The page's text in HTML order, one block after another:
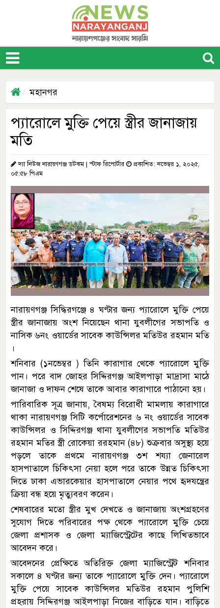
মহানগর
প্যারোলে মুক্তি পেয়ে স্ত্রীর জানাজায়
মতি
দ্যা নিউজ নারায়ণগঞ্জ ডটকম | স্টাফ রিপোর্টার
প্রকাশিত: নভেম্বর ১, ২০২৫,
০৫:৫৮ পিএম
নারায়ণগঞ্জ সিদ্ধিরগঞ্জে ৪ ঘণ্টার জন্য প্যারোলে মুক্তি পেয়ে
স্ত্রীর জানাজায় অংশ নিয়েছেন থানা যুবলীগের সভাপতি ও
নাসিক ৬নং ওয়ার্ডের সাবেক কাউন্সিলর মতিউর রহমান মতি
।
শনিবার (১নভেম্বর ) তিনি কারাগার থেকে প্যারোলে মুক্তি
পান। পরে বাদ জোহর সিদ্দিরগঞ্জ আইলপাড়া মাদ্রাসা মাঠে
জানাজা ও দাফন শেষে তাকে আবার কারাগারে পাঠানো হয়।
পারিবারিক সূত্র জানায়, বৈষম্য বিরোধী মামলায় কারাগারে
থাকা নারায়ণগঞ্জ সিটি কর্পোরেশনের ৬ নং ওয়ার্ডের সাবেক
কাউন্সিলর ও সিদ্দিরগঞ্জ থানা যুবলীগের সভাপতি মতিউর
রহমান মতির স্ত্রী রোকেয়া ররহমান (৪৮) শুক্রবার অসুস্থ্য হয়ে
পড়লে তাকে প্রথমে নারায়ণগঞ্জ ৩শ শয্যা জেনারেল
হাসপাতালে চিকিৎসা নেয়া হলে পরে তাকে উন্নত চিকিৎসা
দিতে ঢাকা এভারকেয়ার হাসপাতালে নেয়ার পথে হৃদযন্ত্রের
ক্রিয়া বন্ধ হয়ে মৃত্যুবরণ করেন।
শেষবারের মতো স্ত্রীর মুখ দেখতে ও জানাজায় অংশগ্রহণের
সুযোগ দিতে পরিবারের পক্ষ থেকে প্যারোলে মুক্তি চেয়ে
জেলা প্রশাসক ও জেলা ম্যাজিস্ট্রেটের কাছে লিখিতভাবে
আবেদন করে।
আবেদনের প্রেক্ষিতে অতিরিক্ত জেলা ম্যাজিস্ট্রেট শনিবার
সকালে ৪ ঘণ্টার জন্য তাকে প্যারোলে মুক্তি দেন। প্যারোলে
মুক্তি পেয়ে সাবেক কাউন্সিলর মতিউর রহমান পুলিশি
প্রহরায় সিদ্দিরগঞ্জ আইলপাড়া নিজের বাড়িতে যান। বাড়িতে